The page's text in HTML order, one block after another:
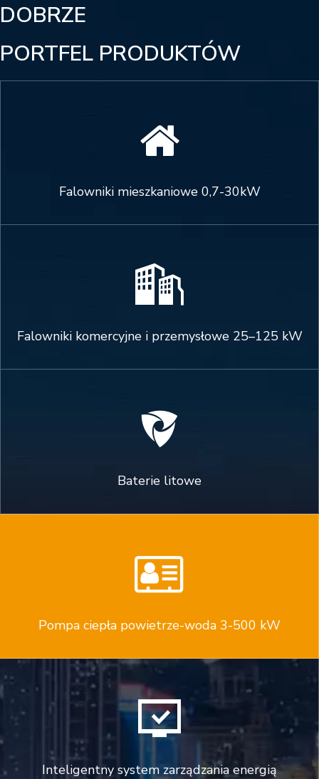
DOBRZE
PORTFEL PRODUKTÓW

Falowniki mieszkaniowe 0,7-30kW

Falowniki komercyjne i przemysłowe 25–125 kW

Baterie litowe

Pompa ciepła powietrze-woda 3-500 kW

Inteligentny system zarządzania energią